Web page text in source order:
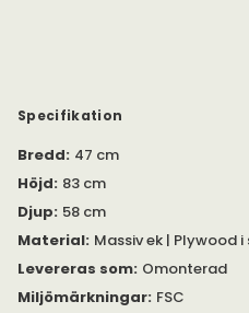
slitstarkt, stilfullt tyg (40 000
Tjocklek på ben:
Nertill: 2,4x2,7 centimeter
Upptill: 2,4x4,9 centimeter
Specifikation
Bredd: 47 cm
Höjd: 83 cm
Djup: 58 cm
Material: Massiv ek | Plywood
Levereras som: Omonterad
Miljömärkningar: FSC